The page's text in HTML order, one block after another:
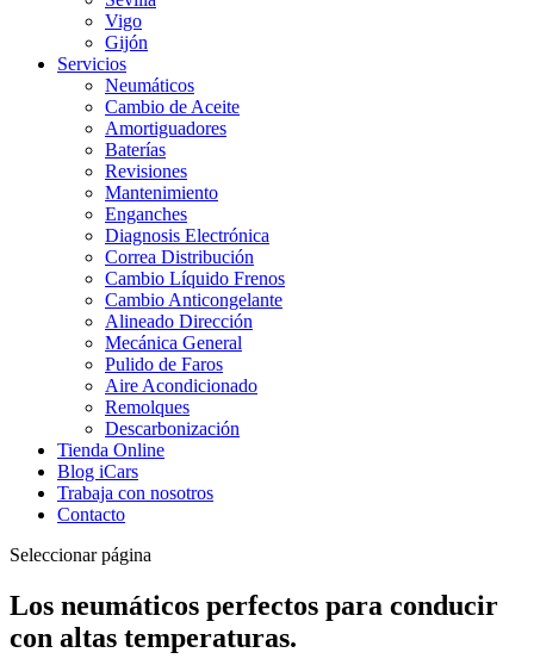
Vigo
Gijón
Servicios
Neumáticos
Cambio de Aceite
Amortiguadores
Baterías
Revisiones
Mantenimiento
Enganches
Diagnosis Electrónica
Correa Distribución
Cambio Líquido Frenos
Cambio Anticongelante
Alineado Dirección
Mecánica General
Pulido de Faros
Aire Acondicionado
Remolques
Descarbonización
Tienda Online
Blog iCars
Trabaja con nosotros
Contacto
Seleccionar página
Los neumáticos perfectos para conducir
con altas temperaturas.